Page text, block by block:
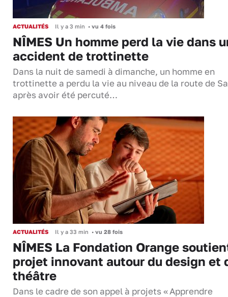
ACTUALITÉS Il y a 3 min • vu 4 fois
NÎMES Un homme perd la vie dans
accident de trottinette
Dans la nuit de samedi à dimanche, un homme en
trottinette a perdu la vie au niveau de la route de
après avoir été percuté…
ACTUALITÉS Il y a 33 min • vu 28 fois
NÎMES La Fondation Orange
projet innovant autour du design et
théâtre
Dans le cadre de son appel à projets « Apprendre